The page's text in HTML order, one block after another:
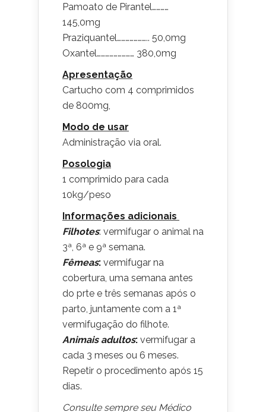
Pamoato de Pirantel…………
145,0mg
Praziquantel………………….. 50,0mg
Oxantel……………………… 380,0mg
Apresentação
Cartucho com 4 comprimidos
de 800mg,
Modo de usar
Administração via oral.
Posologia
1 comprimido para cada
10kg/peso
Informações adicionais
Filhotes: vermifugar o animal na
3ª, 6ª e 9ª semana.
Fêmeas: vermifugar na
cobertura, uma semana antes
do prte e três semanas após o
parto, juntamente com a 1ª
vermifugação do filhote.
Animais adultos: vermifugar a
cada 3 meses ou 6 meses.
Repetir o procedimento após 15
dias.
Consulte sempre seu Médico